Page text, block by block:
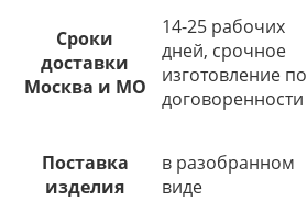
Сроки
доставки
Москва и МО
14-25 рабочих
дней, срочное
изготовление по
договоренности
Поставка
изделия
в разобранном
виде